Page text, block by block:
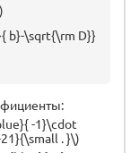
b}-\sqrt{\rm D}}
-1}\cdot
. }\)